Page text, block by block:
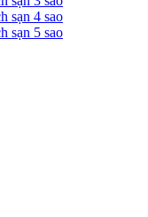
sạn 4 sao
sạn 5 sao